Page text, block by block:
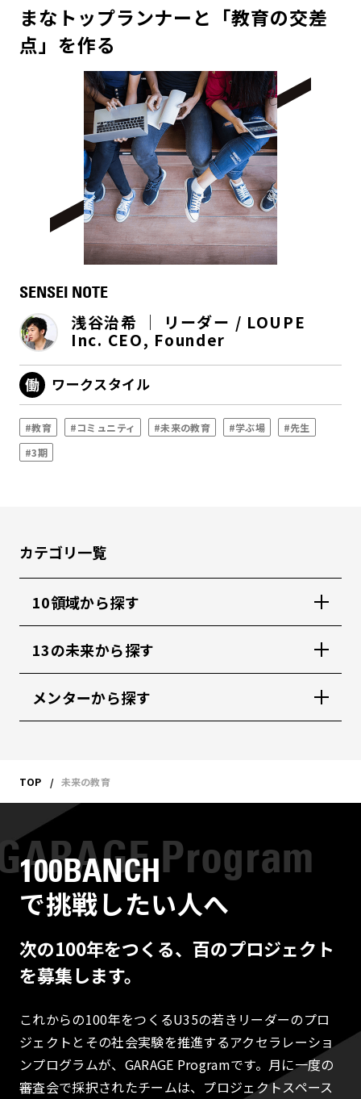
まなトップランナーと「教育の交差
点」を作る
SENSEI NOTE
浅谷治希 │ リーダー / LOUPE
Inc. CEO, Founder
ワークスタイル
#教育 #コミュニティ #未来の教育 #学ぶ場
#先生
#3期
カテゴリ一覧
10領域から探す
13の未来から探す
メンターから探す
TOP 未来の教育
100BANCH
で挑戦したい人へ
次の100年をつくる、百のプロジェクト
を募集します。
これからの100年をつくるU35の若きリーダーのプロ
ジェクトとその社会実験を推進するアクセラレーショ
ンプログラムが、GARAGE Programです。月に一度の
審査会で採択されたチームは、プロジェクトスペース